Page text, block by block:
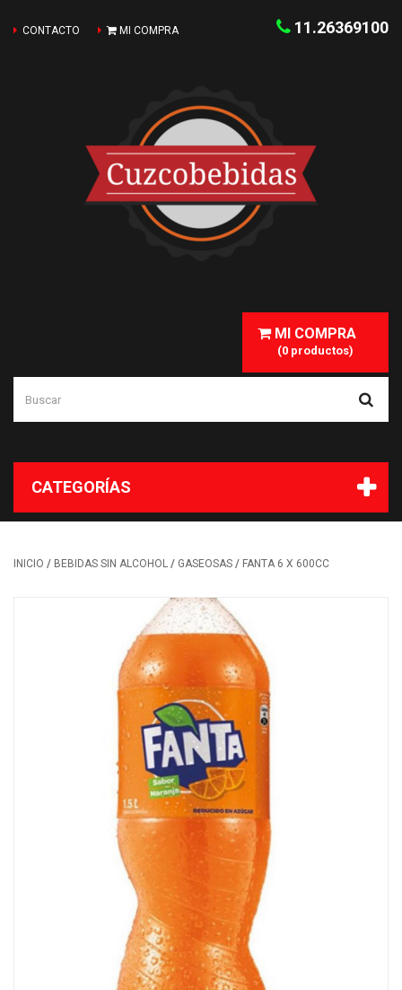
CONTACTO MI COMPRA 11.26369100
MI COMPRA
(0 productos)
CATEGORÍAS
INICIO / BEBIDAS SIN ALCOHOL / GASEOSAS / FANTA 6 X 600CC